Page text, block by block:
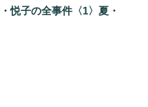
悦子の全事件〈1〉夏・